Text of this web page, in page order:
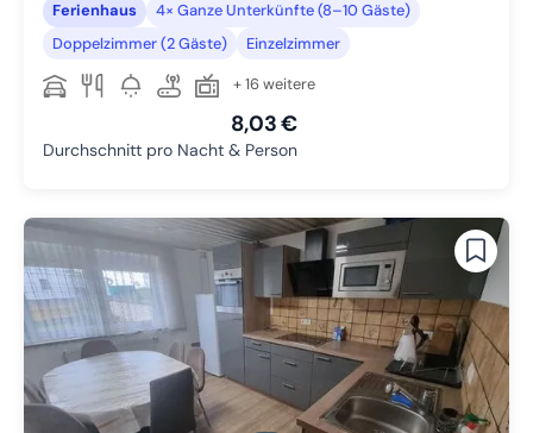
Ferienhaus
4× Ganze Unterkünfte (8–10 Gäste)
Doppelzimmer (2 Gäste)
Einzelzimmer
+ 16 weitere
8,03 €
Durchschnitt pro Nacht & Person